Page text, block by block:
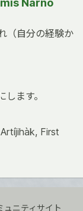
Narno
（自分の経験か
ます。
First
ニティサイト